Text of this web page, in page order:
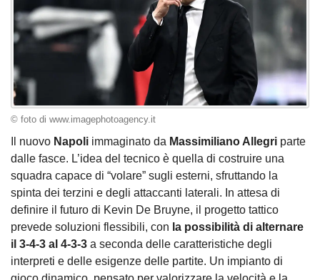
© foto di www.imagephotoagency.it
Il nuovo Napoli immaginato da Massimiliano Allegri parte
dalle fasce. L’idea del tecnico è quella di costruire una
squadra capace di “volare” sugli esterni, sfruttando la
spinta dei terzini e degli attaccanti laterali. In attesa di
definire il futuro di Kevin De Bruyne, il progetto tattico
prevede soluzioni flessibili, con la possibilità di alternare
il 3-4-3 al 4-3-3 a seconda delle caratteristiche degli
interpreti e delle esigenze delle partite. Un impianto di